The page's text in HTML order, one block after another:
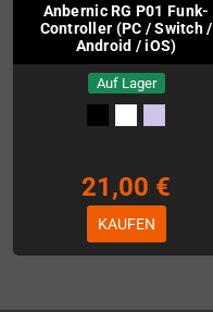
Anbernic RG P01 Funk-
Controller (PC / Switch /
Android / iOS)
Auf Lager
21,00 €
KAUFEN